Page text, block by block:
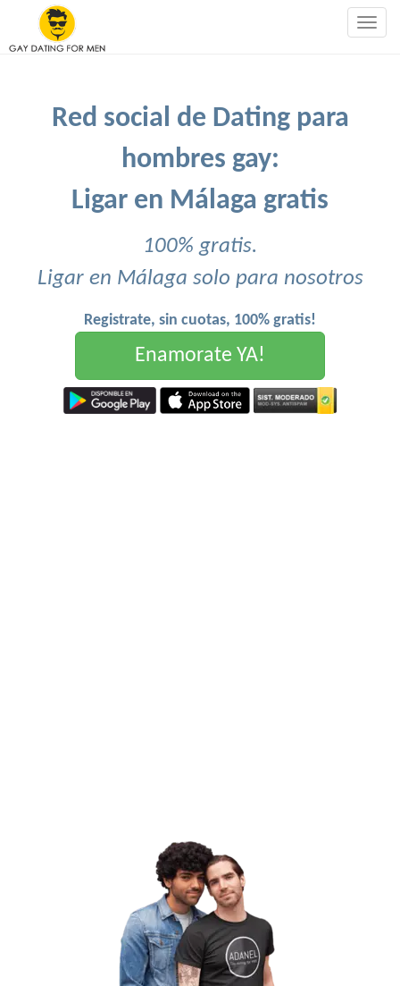
Red social de Dating para
hombres gay:
Ligar en Málaga gratis
100% gratis.
Ligar en Málaga solo para nosotros
Registrate, sin cuotas, 100% gratis!
Enamorate YA!